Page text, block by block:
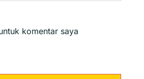
komentar saya